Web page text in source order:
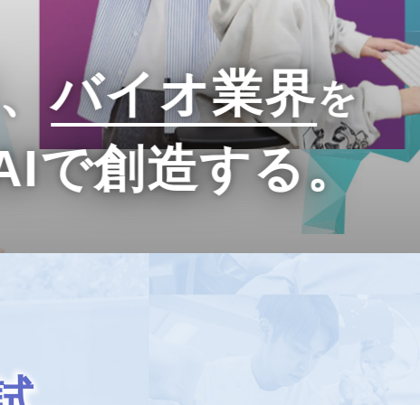
バイオ業界を
で創造する。